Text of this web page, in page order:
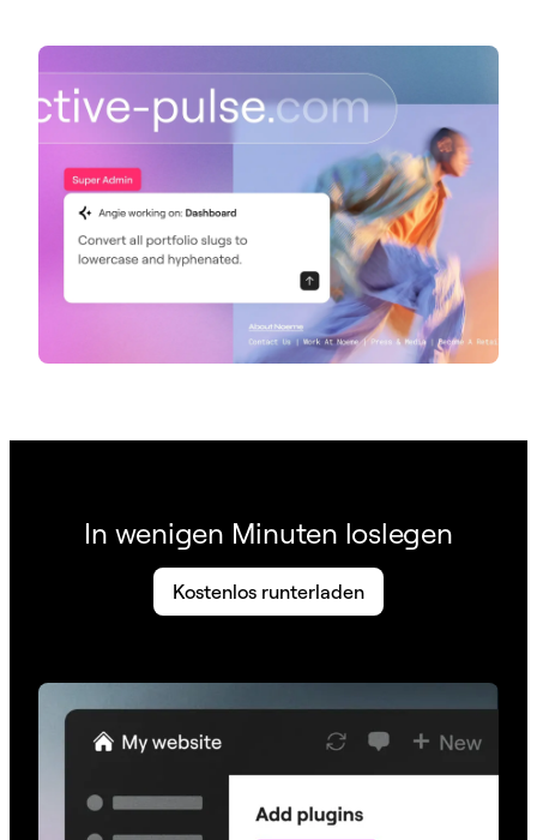
In wenigen Minuten loslegen
Kostenlos runterladen